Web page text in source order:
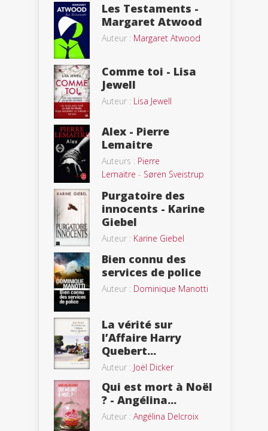
Les Testaments -
Margaret Atwood
Auteur : Margaret Atwood
Comme toi - Lisa
Jewell
Auteur : Lisa Jewell
Alex - Pierre
Lemaitre
Auteurs : Pierre
Lemaitre - Søren Sveistrup
Purgatoire des
innocents - Karine
Giebel
Auteur : Karine Giebel
Bien connu des
services de police
Auteur : Dominique Manotti
La vérité sur
l’Affaire Harry
Quebert...
Auteur : Joël Dicker
Qui est mort à Noël
? - Angélina...
Auteur : Angélina Delcroix